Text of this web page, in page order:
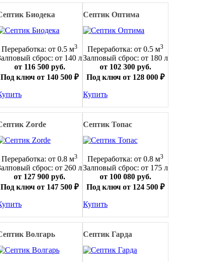
Биодека
Переработка: от 0.5 м3
сброс: от 140 л
от 116 500 руб.
Под ключ от 140 500 ₽
Септик Оптима
Переработка: от 0.5 м3
Залповый сброс: от 180 л
от 102 300 руб.
Под ключ от 128 000 ₽
Купить
Zorde
Переработка: от 0.8 м3
сброс: от 260 л
от 127 900 руб.
Под ключ от 147 500 ₽
Септик Топас
Переработка: от 0.8 м3
Залповый сброс: от 175 л
от 100 080 руб.
Под ключ от 124 500 ₽
Купить
Волгарь Септик Гарда